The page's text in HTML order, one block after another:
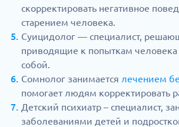
скорректировать негативное
старением человека.
Суицидолог — специалист,
приводящие к попыткам человека
собой.
Сомнолог занимается лечением
помогает людям корректировать
Детский психиатр – специалист,
заболеваниями детей и